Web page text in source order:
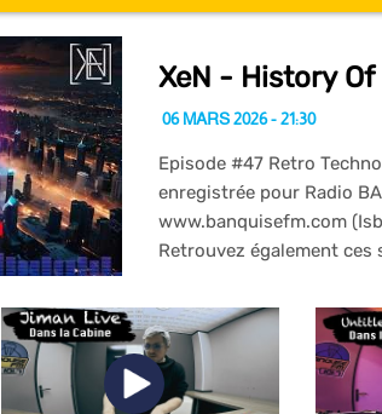
XeN - History
06 MARS 2026 - 21:30
Episode #47 Retro
enregistrée pour Radio
www.banquisefm.com
Retrouvez également ces